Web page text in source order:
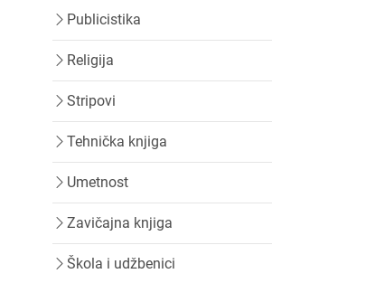
Publicistika
Religija
Stripovi
Tehnička knjiga
Umetnost
Zavičajna knjiga
Škola i udžbenici